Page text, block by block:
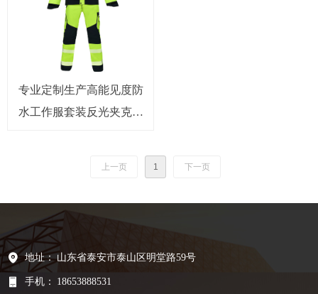
专业定制生产高能见度防
水工作服套装反光夹克裤
上一页 1 下一页
地址： 山东省泰安市泰山区明堂路59号
手机： 18653888531